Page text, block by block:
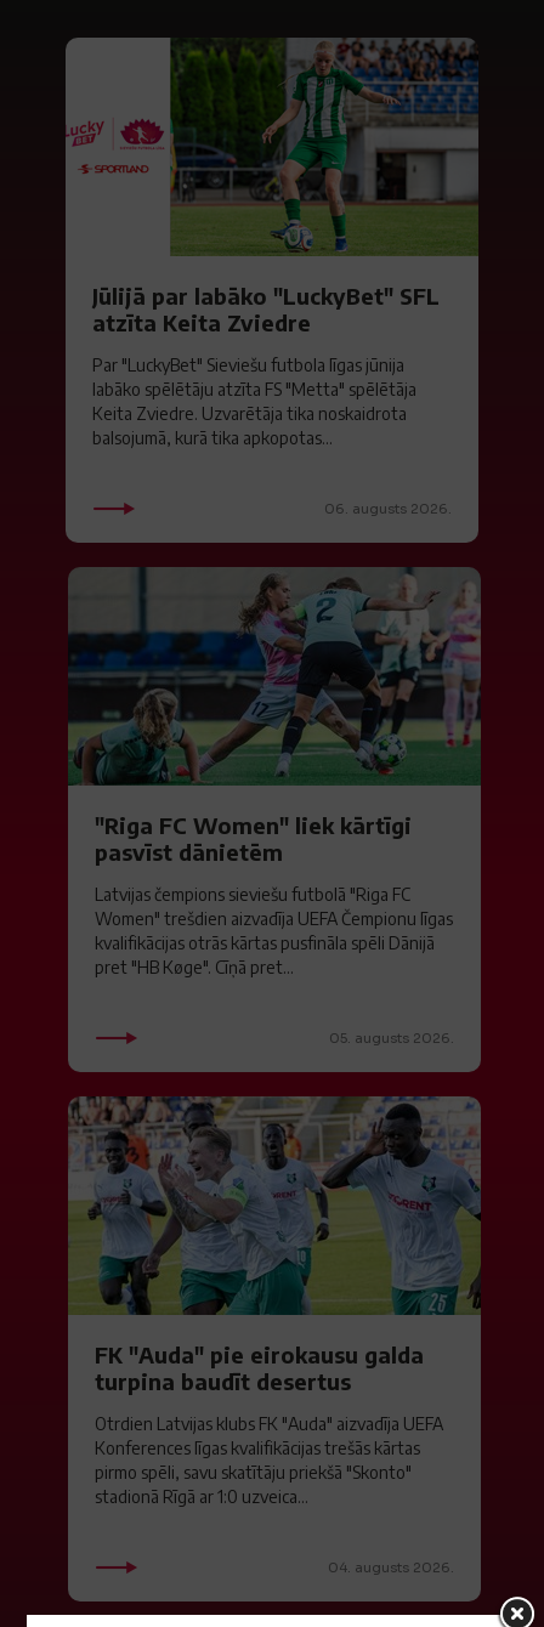
Jūlijā par labāko "LuckyBet" SFL
atzīta Keita Zviedre
Par "LuckyBet" Sieviešu futbola līgas jūnija
labāko spēlētāju atzīta FS "Metta" spēlētāja
Keita Zviedre. Uzvarētāja tika noskaidrota
balsojumā, kurā tika apkopotas...
06. augusts 2026.
"Riga FC Women" liek kārtīgi
pasvīst dānietēm
Latvijas čempions sieviešu futbolā "Riga FC
Women" trešdien aizvadīja UEFA Čempionu līgas
kvalifikācijas otrās kārtas pusfināla spēli Dānijā
pret "HB Køge". Cīņā pret...
05. augusts 2026.
FK "Auda" pie eirokausu galda
turpina baudīt desertus
Otrdien Latvijas klubs FK "Auda" aizvadīja UEFA
Konferences līgas kvalifikācijas trešās kārtas
pirmo spēli, savu skatītāju priekšā "Skonto"
stadionā Rīgā ar 1:0 uzveica...
04. augusts 2026.